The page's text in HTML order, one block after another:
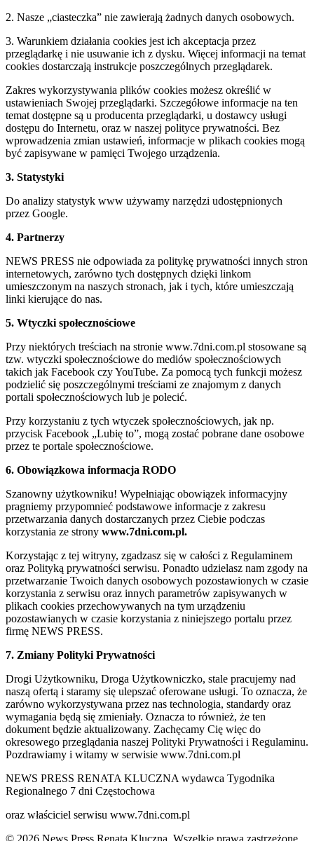
2. Nasze „ciasteczka” nie zawierają żadnych danych osobowych.
3. Warunkiem działania cookies jest ich akceptacja przez
przeglądarkę i nie usuwanie ich z dysku. Więcej informacji na temat
cookies dostarczają instrukcje poszczególnych przeglądarek.
Zakres wykorzystywania plików cookies możesz określić w
ustawieniach Swojej przeglądarki. Szczegółowe informacje na ten
temat dostępne są u producenta przeglądarki, u dostawcy usługi
dostępu do Internetu, oraz w naszej polityce prywatności. Bez
wprowadzenia zmian ustawień, informacje w plikach cookies mogą
być zapisywane w pamięci Twojego urządzenia.
3. Statystyki
Do analizy statystyk www używamy narzędzi udostępnionych
przez Google.
4. Partnerzy
NEWS PRESS nie odpowiada za politykę prywatności innych stron
internetowych, zarówno tych dostępnych dzięki linkom
umieszczonym na naszych stronach, jak i tych, które umieszczają
linki kierujące do nas.
5. Wtyczki społecznościowe
Przy niektórych treściach na stronie www.7dni.com.pl stosowane są
tzw. wtyczki społecznościowe do mediów społecznościowych
takich jak Facebook czy YouTube. Za pomocą tych funkcji możesz
podzielić się poszczególnymi treściami ze znajomym z danych
portali społecznościowych lub je polecić.
Przy korzystaniu z tych wtyczek społecznościowych, jak np.
przycisk Facebook „Lubię to”, mogą zostać pobrane dane osobowe
przez te portale społecznościowe.
6. Obowiązkowa informacja RODO
Szanowny użytkowniku! Wypełniając obowiązek informacyjny
pragniemy przypomnieć podstawowe informacje z zakresu
przetwarzania danych dostarczanych przez Ciebie podczas
korzystania ze strony www.7dni.com.pl.
Korzystając z tej witryny, zgadzasz się w całości z Regulaminem
oraz Polityką prywatności serwisu. Ponadto udzielasz nam zgody na
przetwarzanie Twoich danych osobowych pozostawionych w czasie
korzystania z serwisu oraz innych parametrów zapisywanych w
plikach cookies przechowywanych na tym urządzeniu
pozostawianych w czasie korzystania z niniejszego portalu przez
firmę NEWS PRESS.
7. Zmiany Polityki Prywatności
Drogi Użytkowniku, Droga Użytkowniczko, stale pracujemy nad
naszą ofertą i staramy się ulepszać oferowane usługi. To oznacza, że
zarówno wykorzystywana przez nas technologia, standardy oraz
wymagania będą się zmieniały. Oznacza to również, że ten
dokument będzie aktualizowany. Zachęcamy Cię więc do
okresowego przeglądania naszej Polityki Prywatności i Regulaminu.
Pozdrawiamy i witamy w serwisie www.7dni.com.pl
NEWS PRESS RENATA KLUCZNA wydawca Tygodnika
Regionalnego 7 dni Częstochowa
oraz właściciel serwisu www.7dni.com.pl
© 2026 News Press Renata Kluczna. Wszelkie prawa zastrzeżone.